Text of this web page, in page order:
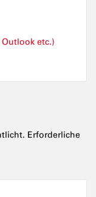
etc.)
Erforderliche